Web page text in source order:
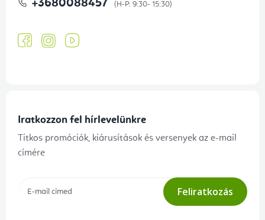
+3680088457
Iratkozzon fel hírlevelünkre
Titkos promóciók, kiárusítások és versenyek az e-mail
címére
Feliratkozás